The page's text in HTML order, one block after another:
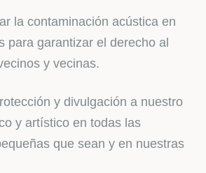
la contaminación acústica en
para garantizar el derecho al
y vecinas.
y divulgación a nuestro
y artístico en todas las
que sean y en nuestras